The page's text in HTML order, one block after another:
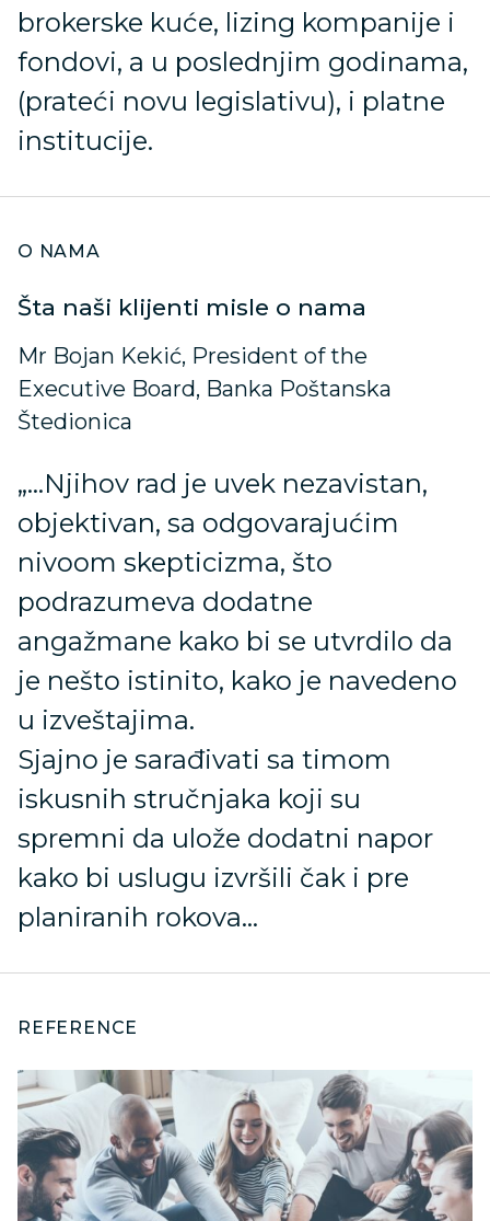
brokerske kuće, lizing kompanije i
fondovi, a u poslednjim godinama,
(prateći novu legislativu), i platne
institucije.
O NAMA
Šta naši klijenti misle o nama
Mr Bojan Kekić, President of the
Executive Board, Banka Poštanska
Štedionica
„…Njihov rad je uvek nezavistan,
objektivan, sa odgovarajućim
nivoom skepticizma, što
podrazumeva dodatne
angažmane kako bi se utvrdilo da
je nešto istinito, kako je navedeno
u izveštajima.
Sjajno je sarađivati sa timom
iskusnih stručnjaka koji su
spremni da ulože dodatni napor
kako bi uslugu izvršili čak i pre
planiranih rokova…
REFERENCE